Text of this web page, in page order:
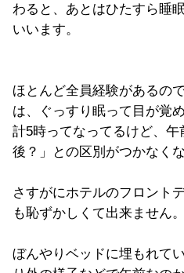
わると、あとはひたすら睡
いいます。
ほとんど全員経験があるの
は、ぐっすり眠って目が覚
計5時ってなってるけど、
後？」との区別がつかなく
さすがにホテルのフロント
も恥ずかしくて出来ません。
ぼんやりベッドに埋もれて